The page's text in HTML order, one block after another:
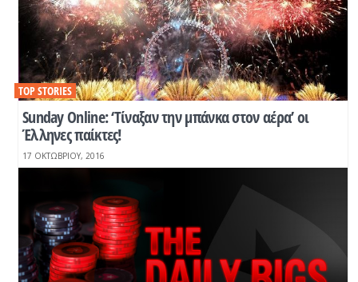
Sunday Online: ‘Τίναξαν την μπάνκα στον αέρα’ οι
Έλληνες παίκτες!
TOP STORIES
17 ΟΚΤΩΒΡΊΟΥ, 2016